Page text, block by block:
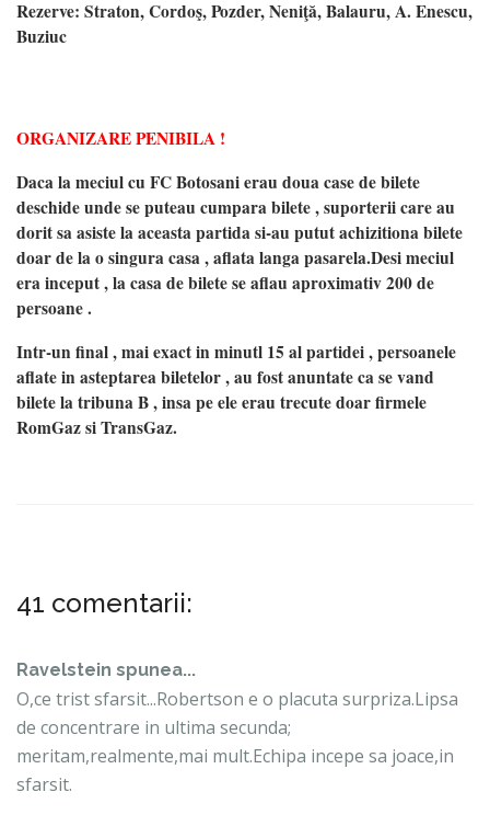
Rezerve: Straton, Cordoş, Pozder, Neniţă, Balauru, A. Enescu,
Buziuc
ORGANIZARE PENIBILA !
Daca la meciul cu FC Botosani erau doua case de bilete
deschide unde se puteau cumpara bilete , suporterii care au
dorit sa asiste la aceasta partida si-au putut achizitiona bilete
doar de la o singura casa , aflata langa pasarela.Desi meciul
era inceput , la casa de bilete se aflau aproximativ 200 de
persoane .
Intr-un final , mai exact in minutl 15 al partidei , persoanele
aflate in asteptarea biletelor , au fost anuntate ca se vand
bilete la tribuna B , insa pe ele erau trecute doar firmele
RomGaz si TransGaz.
41 comentarii:
Ravelstein spunea...
O,ce trist sfarsit...Robertson e o placuta surpriza.Lipsa
de concentrare in ultima secunda;
meritam,realmente,mai mult.Echipa incepe sa joace,in
sfarsit.